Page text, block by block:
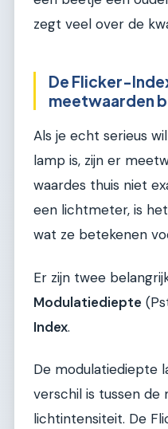
zegt veel over de
De Flicker-
meetwaarden
Als je echt serieus
lamp is, zijn er
waardes thuis niet
een lichtmeter, is
wat ze betekenen
Er zijn twee
Modulatiediepte
Index.
De modulatiediepte
verschil is tussen de
lichtintensiteit. De